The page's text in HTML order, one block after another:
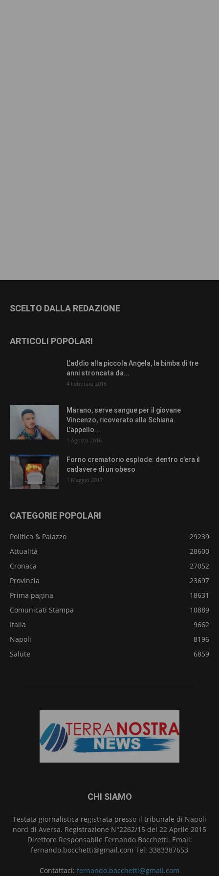
SCELTO DALLA REDAZIONE
ARTICOLI POPOLARI
L’addio alla piccola Angela, la bimba di tre
anni stroncata da...
4 Febbraio 2016
Marano, serve sangue per il giovane
Vincenzo, ricoverato alla Schiana.
L’appello...
1 Agosto 2016
Forno crematorio esplode: dentro c’era il
cadavere di un obeso
1 Maggio 2017
CATEGORIE POPOLARI
Politica & Palazzo
29239
Attualità
28600
Cronaca
27052
Provincia
23697
Prima pagina
18631
Comunicati Stampa
10889
Italia
9662
Napoli
8196
Salute
6859
CHI SIAMO
Testata giornalistica registrata presso il tribunale di Napoli
nord di Aversa. Registrazione N°2262/15 del 22 Aprile 2015
Direttore Responsabile Fernando Bocchetti. Email:
fernando.bocchetti@gmail.com Tel: 3383387653
Contattaci: fernando.bocchetti@gmail.com